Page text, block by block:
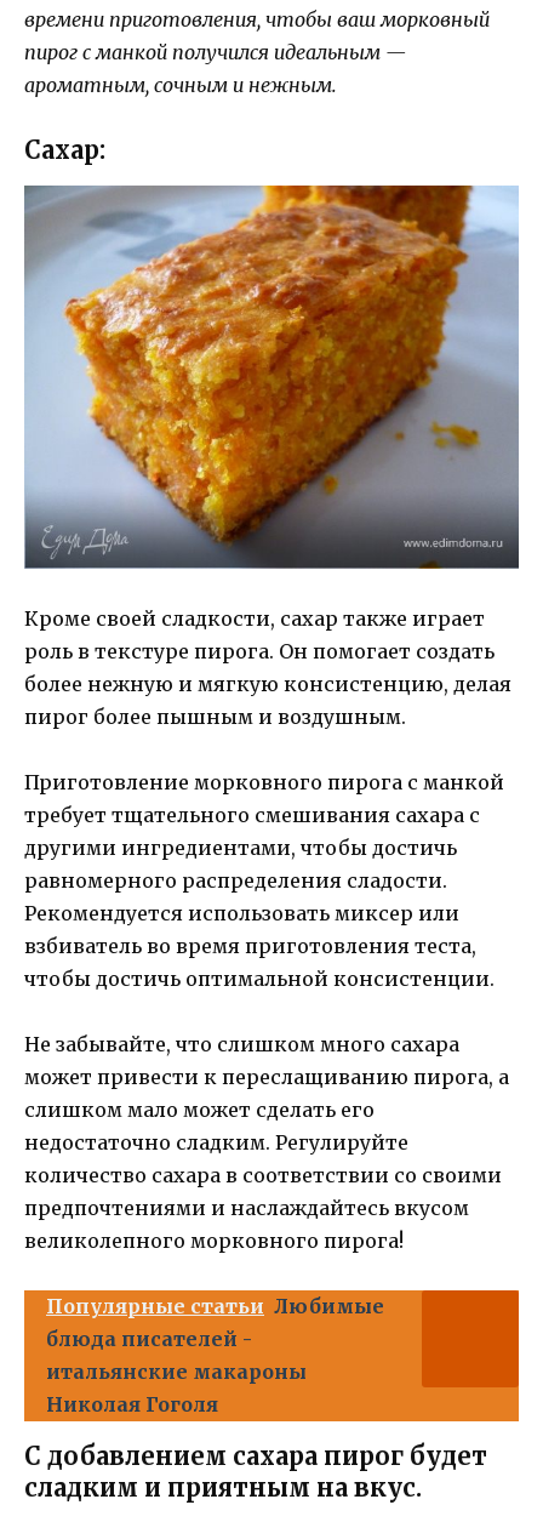
времени приготовления, чтобы ваш морковный
пирог с манкой получился идеальным —
ароматным, сочным и нежным.
Сахар:
Кроме своей сладкости, сахар также играет
роль в текстуре пирога. Он помогает создать
более нежную и мягкую консистенцию, делая
пирог более пышным и воздушным.
Приготовление морковного пирога с манкой
требует тщательного смешивания сахара с
другими ингредиентами, чтобы достичь
равномерного распределения сладости.
Рекомендуется использовать миксер или
взбиватель во время приготовления теста,
чтобы достичь оптимальной консистенции.
Не забывайте, что слишком много сахара
может привести к переслащиванию пирога, а
слишком мало может сделать его
недостаточно сладким. Регулируйте
количество сахара в соответствии со своими
предпочтениями и наслаждайтесь вкусом
великолепного морковного пирога!
Популярные статьи Любимые
блюда писателей -
итальянские макароны
Николая Гоголя
С добавлением сахара пирог будет
сладким и приятным на вкус.